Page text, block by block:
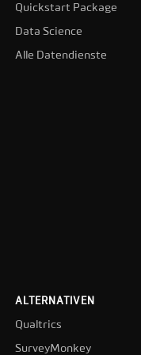
Quickstart Package
Data Science
Alle Datendienste
ALTERNATIVEN
Qualtrics
SurveyMonkey